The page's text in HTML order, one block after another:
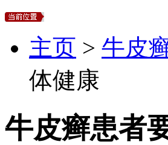
主页 > 牛皮
体健康
牛皮癣患者